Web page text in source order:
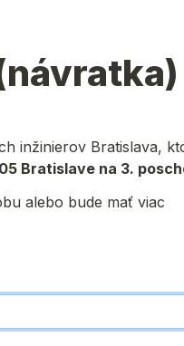
inžinierov Bratislava,
Bratislave na 3.
alebo bude mať viac